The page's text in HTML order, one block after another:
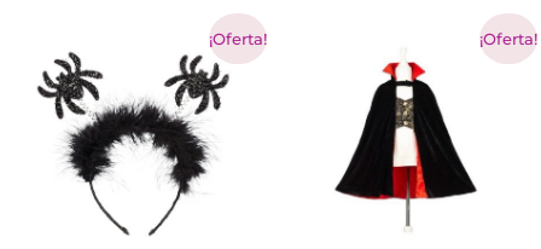
¡Oferta! ¡Oferta!